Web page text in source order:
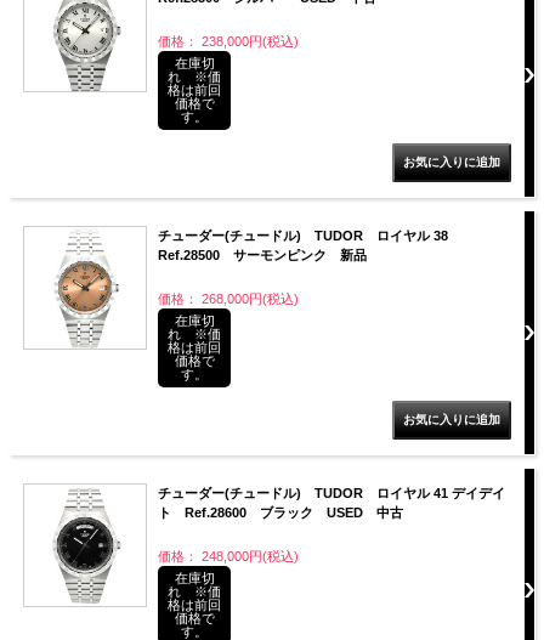
価格： 238,000円(税込)
在庫切
れ ※価
格は前回
価格で
す。
チューダー(チュードル) TUDOR ロイヤル 38
Ref.28500 サーモンピンク 新品
価格： 268,000円(税込)
在庫切
れ ※価
格は前回
価格で
す。
チューダー(チュードル) TUDOR ロイヤル 41 デイデイ
ト Ref.28600 ブラック USED 中古
価格： 248,000円(税込)
在庫切
れ ※価
格は前回
価格で
す。